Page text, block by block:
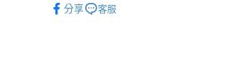
【「AFTEE先享後付」結帳流程】
每筆NT$100，滿NT$1,500(含以上)免運費
分享 客服